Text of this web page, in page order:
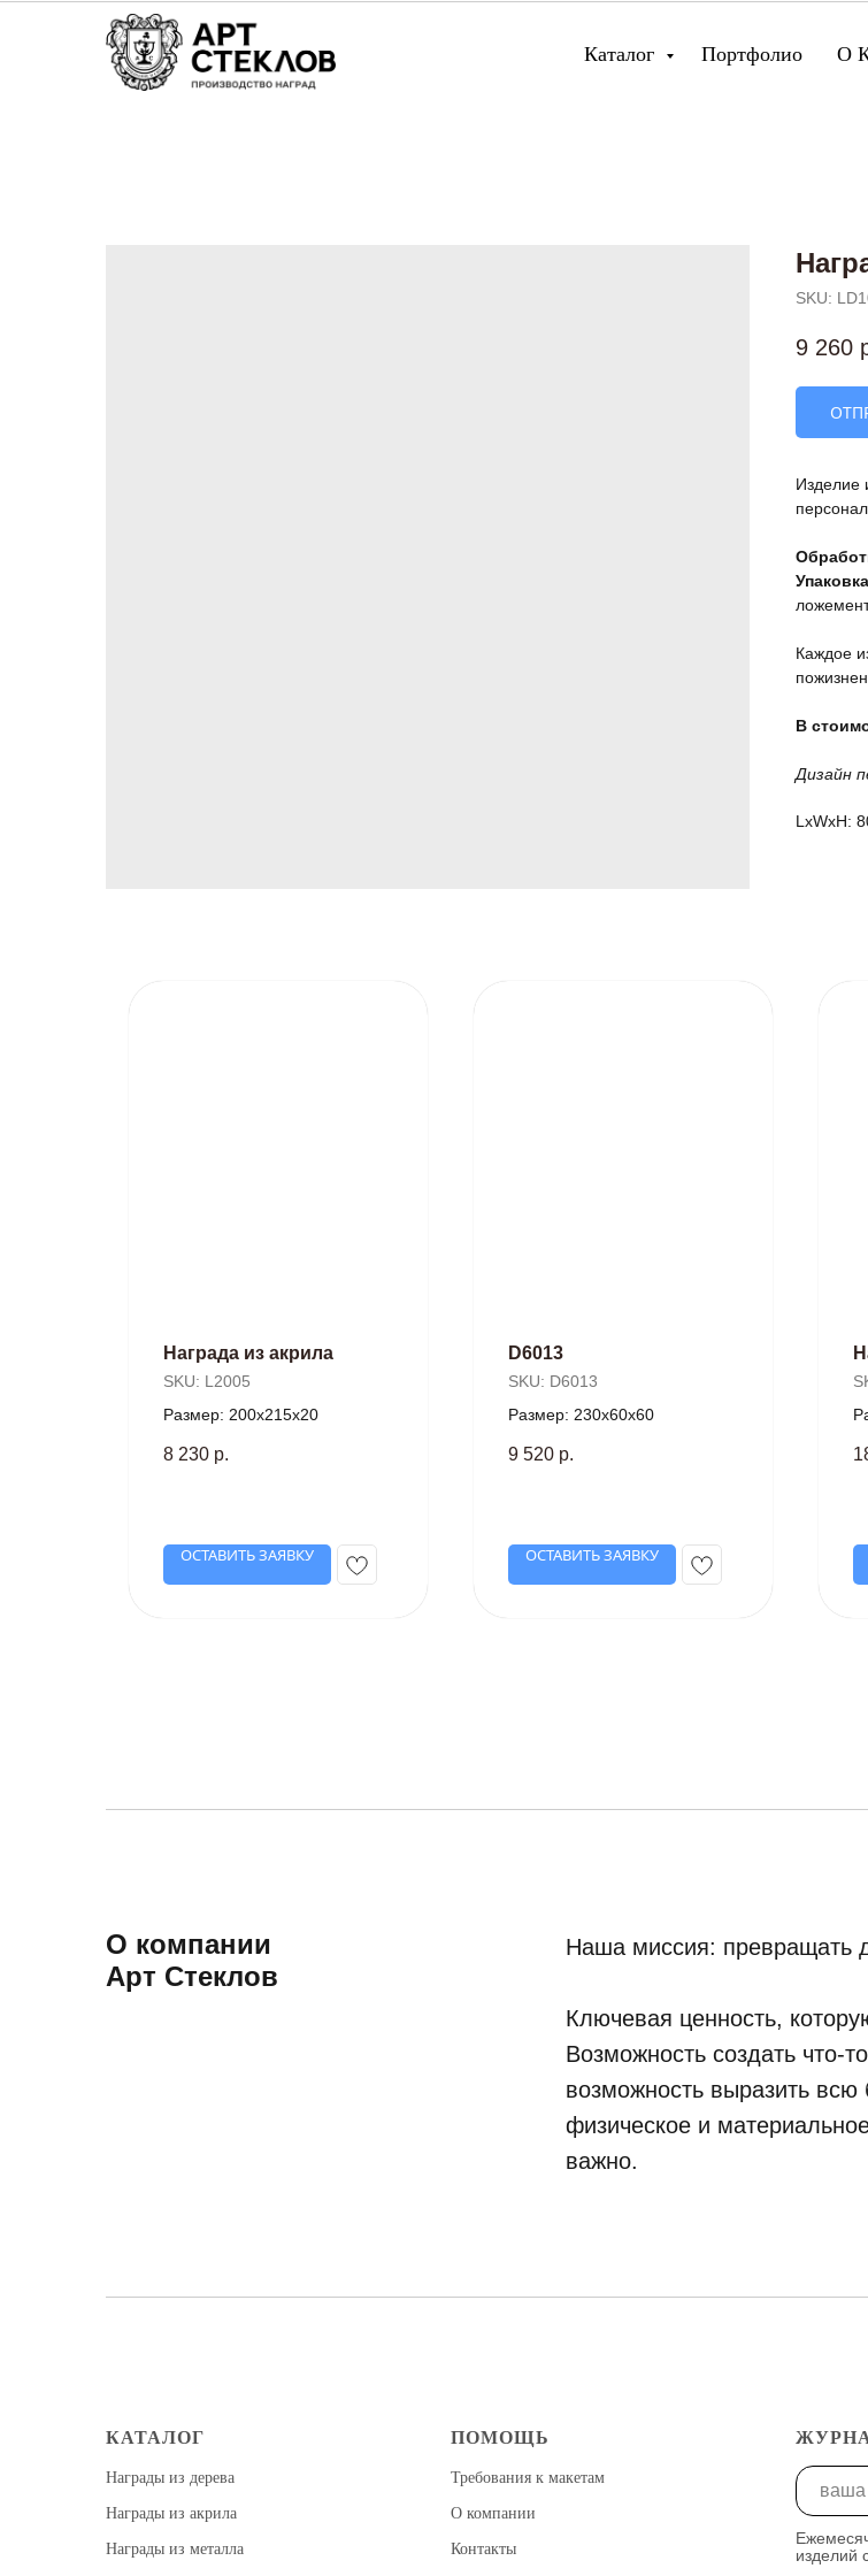
Каталог Портфолио О
SKU:
9 260
Изделие
Каждое
В
Дизайн
LxWxH:
Награда из акрила
SKU: L2005
Размер: 200х215х20
8 230 р.
ОСТАВИТЬ ЗАЯВКУ
D6013
SKU: D6013
Размер: 230х60х60
9 520 р.
ОСТАВИТЬ ЗАЯВКУ
О компании
Арт Стеклов
Наша миссия: превращать
Ключевая ценность,
Возможность создать что-
возможность выразить всю
физическое и
важно.
КАТАЛОГ
Награды из дерева
Награды из акрила
Награды из металла
ПОМОЩЬ
Требования к макетам
О компании
Контакты
изделий